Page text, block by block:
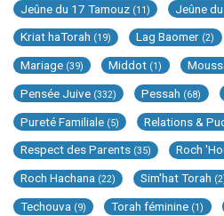
Jeûne du 17 Tamouz (11) Jeûne
Kriat haTorah (19) Lag Baomer (2)
Mariage (39) Middot (1)
Pensée Juive (332) Pessah (68)
Pureté Familiale (5) Relations &
Respect des Parents (35) Roch
Roch Hachana (22) Sim'hat Torah
Techouva (9) Torah féminine (1)